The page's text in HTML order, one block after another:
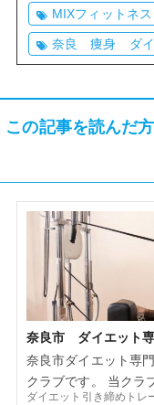
MIXフィットネス
奈良 痩身 ダ
この記事を読んだ
奈良市 ダイエット
奈良市ダイエット専
クラブです。 当クラ
ダイエット引き締めトレ